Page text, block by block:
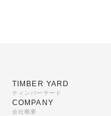
TIMBER YARD
ティンバーヤード
COMPANY
会社概要